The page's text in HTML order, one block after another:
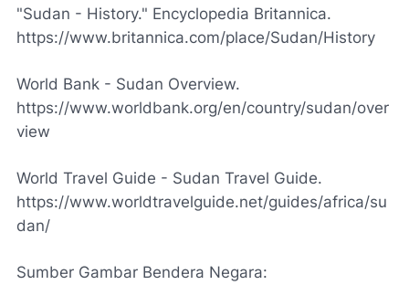
"Sudan - History." Encyclopedia Britannica.
https://www.britannica.com/place/Sudan/History
World Bank - Sudan Overview.
https://www.worldbank.org/en/country/sudan/over
view
World Travel Guide - Sudan Travel Guide.
https://www.worldtravelguide.net/guides/africa/su
dan/
Sumber Gambar Bendera Negara: